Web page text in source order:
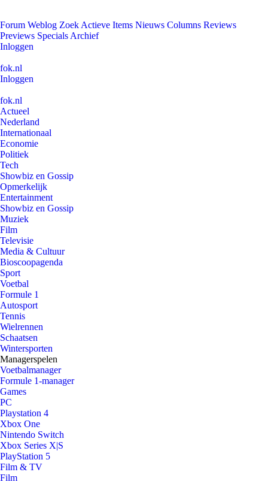
Forum Weblog Zoek Actieve Items Nieuws Columns Reviews
Previews Specials Archief
Inloggen
fok.nl
Inloggen
fok.nl
Actueel
Nederland
Internationaal
Economie
Politiek
Tech
Showbiz en Gossip
Opmerkelijk
Entertainment
Showbiz en Gossip
Muziek
Film
Televisie
Media & Cultuur
Bioscoopagenda
Sport
Voetbal
Formule 1
Autosport
Tennis
Wielrennen
Schaatsen
Wintersporten
Managerspelen
Voetbalmanager
Formule 1-manager
Games
PC
Playstation 4
Xbox One
Nintendo Switch
Xbox Series X|S
PlayStation 5
Film & TV
Film